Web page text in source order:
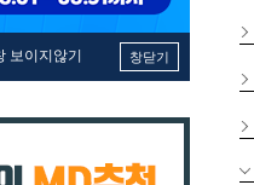
보이지않기 창닫기